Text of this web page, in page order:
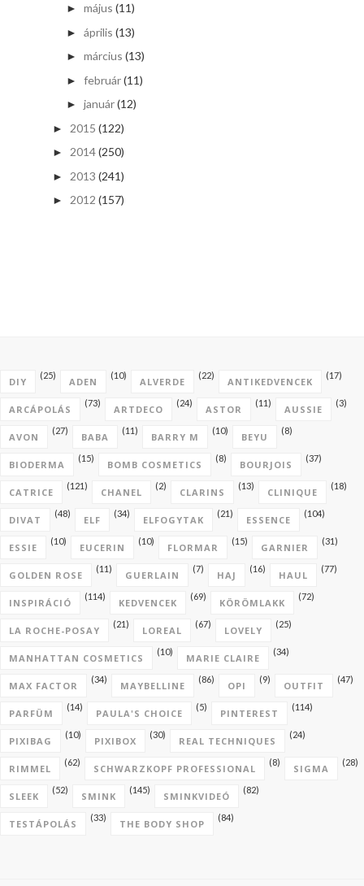
► május (11)
► április (13)
► március (13)
► február(11)
► január(12)
► 2015 (122)
► 2014(250)
► 2013 (241)
► 2012 (157)
DIY
(25)
ADEN
(10)
ALVERDE
(22)
ANTIKEDVENCEK
(17)
ARCÁPOLÁS
(73)
ARTDECO
(24)
ASTOR
(11)
AUSSIE
(3)
AVON
(27)
BABA
(11)
BARRY M
(10)
BEYU
(8)
BIODERMA
(15)
BOMB COSMETICS
(8)
BOURJOIS
(37)
CATRICE
(121)
CHANEL
(2)
CLARINS
(13)
CLINIQUE
(18)
DIVAT
(48)
ELF
(34)
ELFOGYTAK
(21)
ESSENCE
(104)
ESSIE
(10)
EUCERIN
(10)
FLORMAR
(15)
GARNIER
(31)
GOLDEN ROSE
(11)
GUERLAIN
(7)
HAJ
(16)
HAUL
(77)
INSPIRÁCIÓ
(114)
KEDVENCEK
(69)
KÖRÖMLAKK
(72)
LA ROCHE-POSAY
(21)
LOREAL
(67)
LOVELY
(25)
MANHATTAN COSMETICS
(10)
MARIE CLAIRE
(34)
MAX FACTOR
(34)
MAYBELLINE
(86)
OPI
(9)
OUTFIT
(47)
PARFÜM
(14)
PAULA'S CHOICE
(5)
PINTEREST
(114)
PIXIBAG
(10)
PIXIBOX
(30)
REAL TECHNIQUES
(24)
RIMMEL
(62)
SCHWARZKOPF PROFESSIONAL
(8)
SIGMA
(28)
SLEEK
(52)
SMINK
(145)
SMINKVIDEÓ
(82)
TESTÁPOLÁS
(33)
THE BODY SHOP
(84)